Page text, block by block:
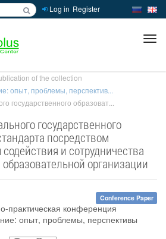
Log in Register
of the collection
опыт, проблемы, перспектив...
государственного образоват...
государственного
посредством
и сотрудничества
организации
Conference Paper